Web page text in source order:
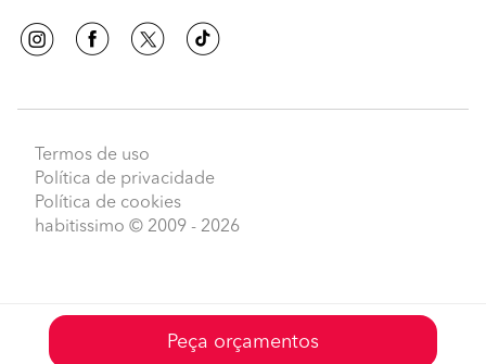
Peça orçamentos
Termos de uso
Política de privacidade
Política de cookies
habitissimo © 2009 - 2026